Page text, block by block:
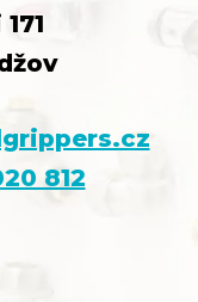
812